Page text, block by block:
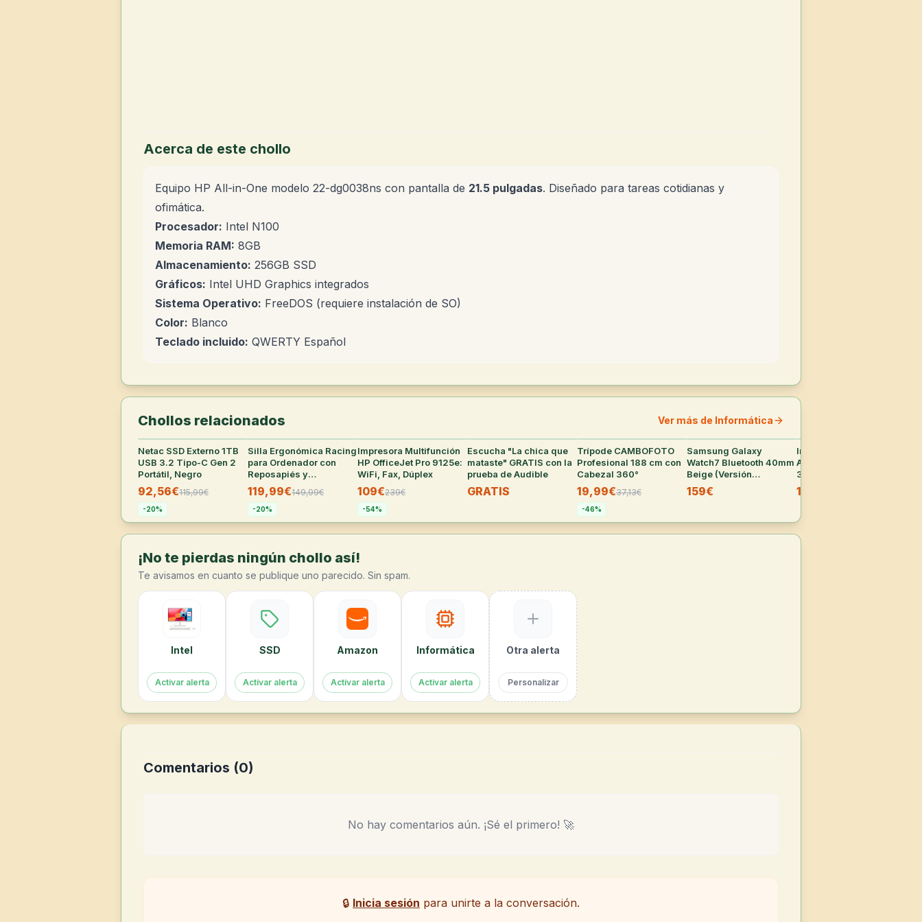
Acerca de este chollo
Equipo HP All-in-One modelo 22-dg0038ns con pantalla de 21.5 pulgadas. Diseñado para tareas cotidianas y
ofimática.
Procesador: Intel N100
Memoria RAM: 8GB
Almacenamiento: 256GB SSD
Gráficos: Intel UHD Graphics integrados
Sistema Operativo: FreeDOS (requiere instalación de SO)
Color: Blanco
Teclado incluido: QWERTY Español
Chollos relacionados Ver más de Informática
27°
Netac SSD Externo 1TB
USB 3.2 Tipo-C Gen 2
Portátil, Negro
92,56€115,99€
-20%
22°
Silla Ergonómica Racing
para Ordenador con
Reposapiés y
Reposacabezas, Cuero
Sintético Negro
119,99€149,99€
-20%
22°
Impresora Multifunción
HP OfficeJet Pro 9125e:
WiFi, Fax, Dúplex
109€239€
-54%
38°
Escucha "La chica que
mataste" GRATIS con la
prueba de Audible
GRATIS
36°
Trípode CAMBOFOTO
Profesional 188 cm con
Cabezal 360°
19,99€37,13€
-46%
Samsung Galaxy
Watch7 Bluetooth 40mm
Beige (Versión
Española)
159€
Irrigador Dental Portátil
Aquapik UltraCare Plus
300ml 8 Boquillas 5
Modos (Azul)
19,90€
¡No te pierdas ningún chollo así!
Te avisamos en cuanto se publique uno parecido. Sin spam.
Intel
Activar alerta
SSD
Activar alerta
Amazon
Activar alerta
Informática
Activar alerta
Otra alerta
Personalizar
Comentarios (0)
No hay comentarios aún. ¡Sé el primero! 🚀
🔒 Inicia sesión para unirte a la conversación.